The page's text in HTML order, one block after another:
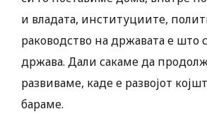
и владата, институциите,
раководство на државата е што
држава. Дали сакаме да
развиваме, каде е развојот
бараме.